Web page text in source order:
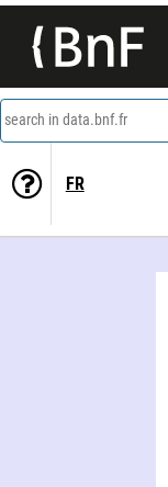
search in data.bnf.fr
FR